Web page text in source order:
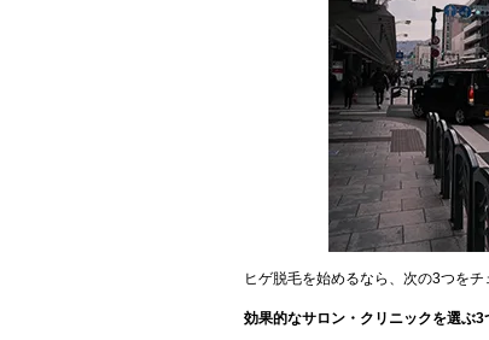
ヒゲ脱毛を始めるなら、次の3つを
効果的なサロン・クリニックを選ぶ3